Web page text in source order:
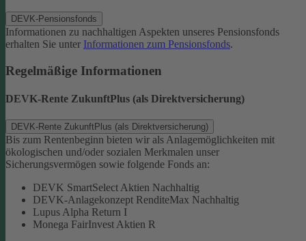
DEVK-Pensionsfonds
Informationen zu nachhaltigen Aspekten unseres Pensionsfonds
erhalten Sie unter Informationen zum Pensionsfonds.
Regelmäßige Informationen
DEVK-Rente ZukunftPlus (als Direktversicherung)
DEVK-Rente ZukunftPlus (als Direktversicherung)
Bis zum Rentenbeginn bieten wir als Anlagemöglichkeiten mit
ökologischen und/oder sozialen Merkmalen unser
Sicherungsvermögen sowie folgende Fonds an:
DEVK SmartSelect Aktien Nachhaltig
DEVK-Anlagekonzept RenditeMax Nachhaltig
Lupus Alpha Return I
Monega FairInvest Aktien R